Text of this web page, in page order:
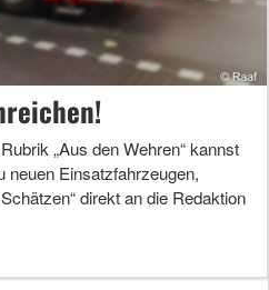
„Aus den Wehren“ kannst
neuen Einsatzfahrzeugen,
direkt an die Redaktion